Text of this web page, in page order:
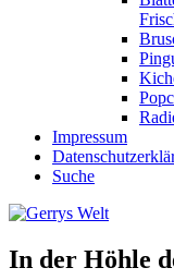
Impressum
Suche
In der Höhle